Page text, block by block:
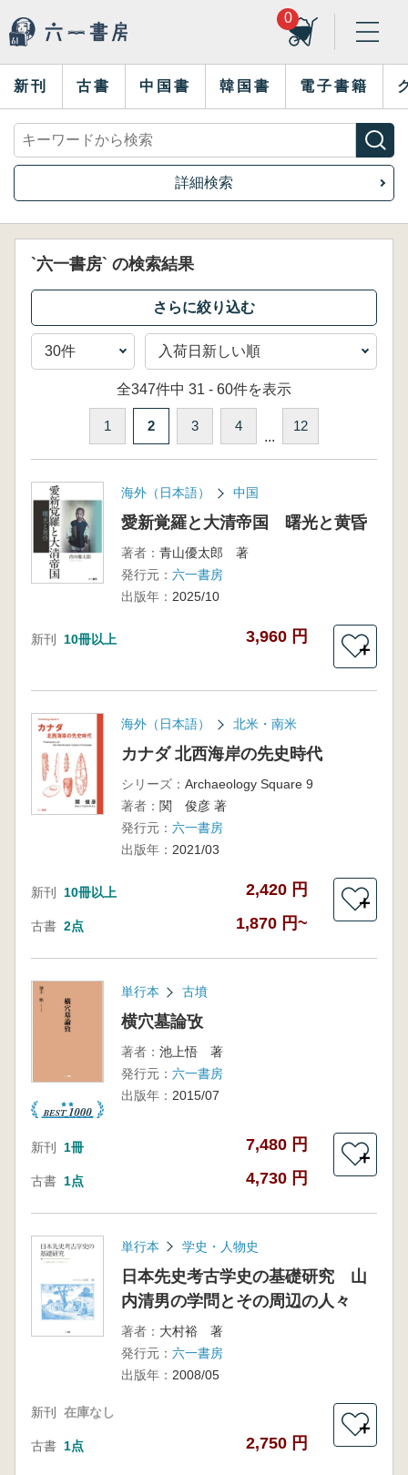
0
新刊 古書 中国書 韓国書 電子書籍
詳細検索
`六一書房` の検索結果
全347件中 31 - 60件を表示
1 2 3 4
...
12
海外（日本語） 中国
愛新覚羅と大清帝国 曙光と黄昏
著者： 青山優太郎 著
発行元： 六一書房
出版年： 2025/10
新刊 10冊以上 3,960 円
＋
海外（日本語） 北米・南米
カナダ 北西海岸の先史時代
シリーズ： Archaeology Square 9
著者： 関 俊彦 著
発行元： 六一書房
出版年： 2021/03
新刊 10冊以上 2,420 円
古書 2点 1,870 円~
＋
単行本 古墳
横穴墓論攷
著者： 池上悟 著
発行元： 六一書房
出版年： 2015/07
新刊 1冊 7,480 円
古書 1点 4,730 円
＋
単行本 学史・人物史
日本先史考古学史の基礎研究 山
内清男の学問とその周辺の人々
著者： 大村裕 著
発行元： 六一書房
出版年： 2008/05
新刊 在庫なし
古書 1点 2,750 円
＋